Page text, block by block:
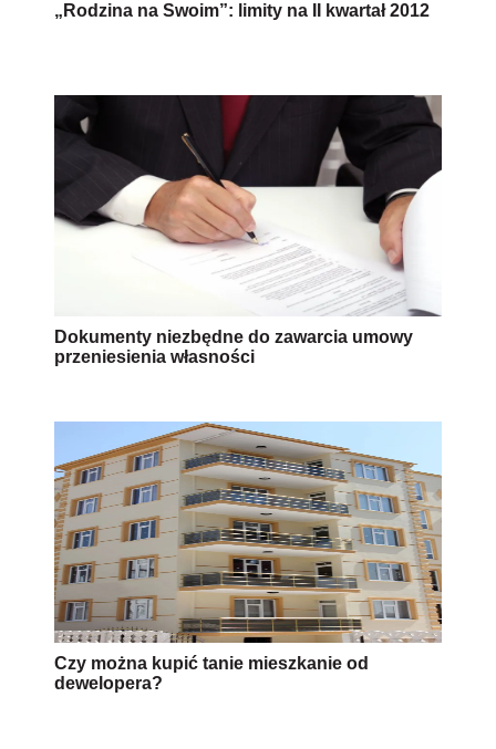
„Rodzina na Swoim”: limity na II kwartał 2012
Dokumenty niezbędne do zawarcia umowy
przeniesienia własności
Czy można kupić tanie mieszkanie od
dewelopera?